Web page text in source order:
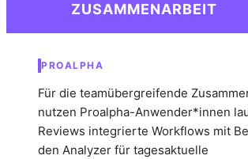
ZUSAMMENARBEIT
PROALPHA
Für die teamübergreifende
nutzen Proalpha-Anwender*innen
Reviews integrierte Workflows mit
den Analyzer für tagesaktuelle